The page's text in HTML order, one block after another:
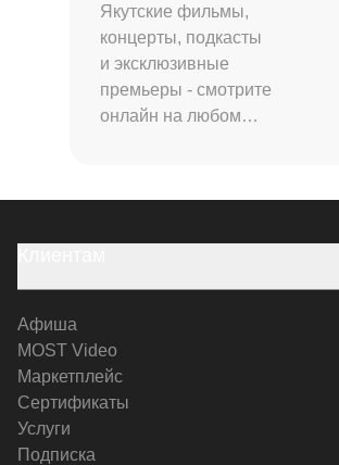
Якутские фильмы,
концерты, подкасты
и эксклюзивные
премьеры - смотрите
онлайн на любом
Афиша
MOST Video
Маркетплейс
Сертификаты
Услуги
Подписка